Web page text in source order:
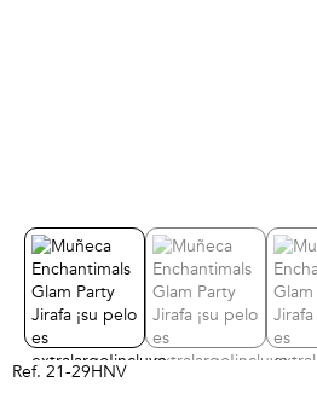
Ref. 21-29HNV